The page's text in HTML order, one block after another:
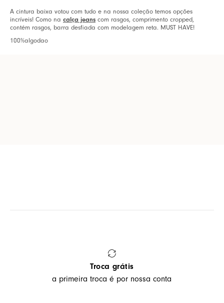
A cintura baixa votou com tudo e na nossa coleção temos opções
incríveis! Como na calça jeans com rasgos, comprimento cropped,
contém rasgos, barra desfiada com modelagem reta. MUST HAVE!
100%algodao
Troca grátis
a primeira troca é por nossa conta